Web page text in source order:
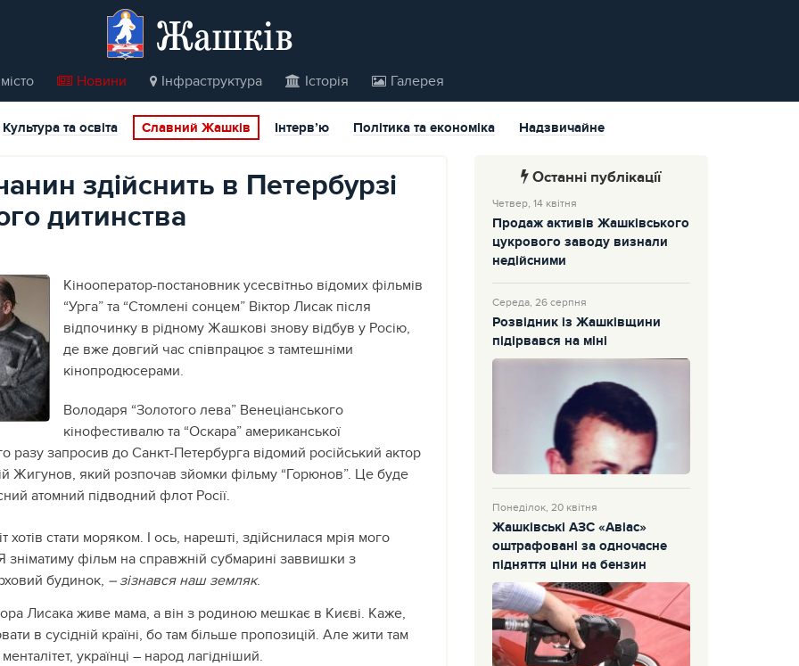
Жашків
Новини Інфраструктура Історія Галерея
Культура та освіта Славний Жашків Інтерв’ю Політика та економіка Надзвичайне
здійснить в Петербурзі
дитинства
Кінооператор-постановник усесвітньо відомих фільмів
“Урга” та “Стомлені сонцем” Віктор Лисак після
відпочинку в рідному Жашкові знову відбув у Росію,
де вже довгий час співпрацює з тамтешніми
кінопродюсерами.
Володаря “Золотого лева” Венеціанського
кінофестивалю та “Оскара” американської
разу запросив до Санкт-Петербурга відомий російський актор
Жигунов, який розпочав зйомки фільму “Горюнов”. Це буде
атомний підводний флот Росії.
хотів стати моряком. І ось, нарешті, здійснилася мрія мого
зніматиму фільм на справжній субмарині заввишки з
будинок, – зізнався наш земляк.
Лисака живе мама, а він з родиною мешкає в Києві. Каже,
в сусідній країні, бо там більше пропозицій. Але жити там
українці – народ лагідніший.
Останні публікації
Четвер, 14 квітня
Продаж активів Жашківського
цукрового заводу визнали
недійсними
Середа, 26 серпня
Розвідник із Жашківщини
підірвався на міні
Понеділок, 20 квітня
Жашківські АЗС «Авіас»
оштрафовані за одночасне
підняття ціни на бензин